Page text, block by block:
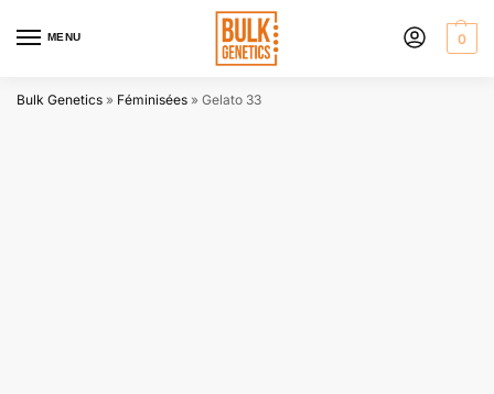
MENU 0
Bulk Genetics » Féminisées » Gelato 33